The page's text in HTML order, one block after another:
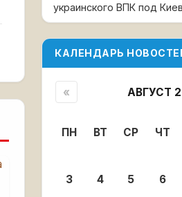
украинского ВПК под
КАЛЕНДАРЬ
« АВГУСТ
ПН ВТ СР ЧТ
3
4 5 6